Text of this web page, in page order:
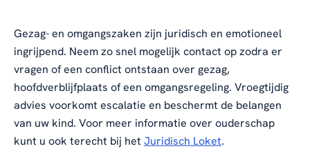
Gezag- en omgangszaken zijn juridisch en emotioneel
ingrijpend. Neem zo snel mogelijk contact op zodra er
vragen of een conflict ontstaan over gezag,
hoofdverblijfplaats of een omgangsregeling. Vroegtijdig
advies voorkomt escalatie en beschermt de belangen
van uw kind. Voor meer informatie over ouderschap
kunt u ook terecht bij het Juridisch Loket.